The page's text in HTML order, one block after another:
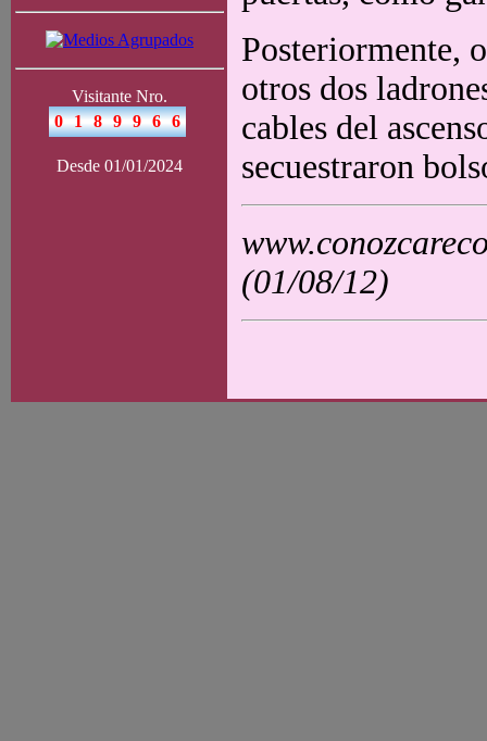
Visitante Nro.
Desde 01/01/2024
Posteriormente,
otros dos
cables del
secuestraron
(01/08/12)